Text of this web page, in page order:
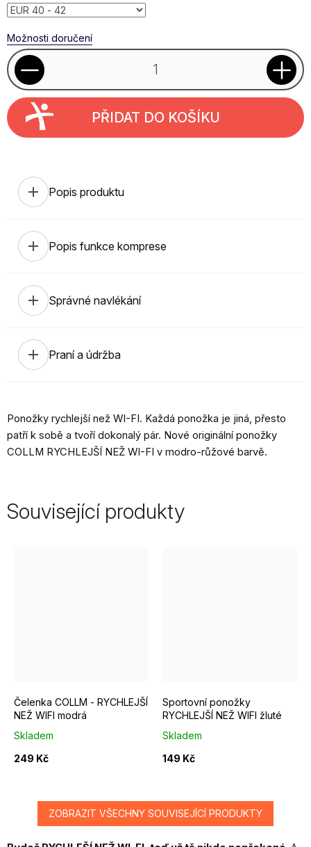
Možnosti doručení
PŘIDAT DO KOŠÍKU
add Popis produktu
add Popis funkce komprese
add Správné navlékání
add Praní a údržba
Ponožky rychlejší než WI-FI. Každá ponožka je jiná, přesto
patří k sobě a tvoří dokonalý pár. Nové originální ponožky
COLLM RYCHLEJŠÍ NEŽ WI-FI v modro-růžové barvě.
Související produkty
Čelenka COLLM - RYCHLEJŠÍ
NEŽ WIFI modrá
Skladem
249 Kč
Sportovní ponožky
RYCHLEJŠÍ NEŽ WIFI žluté
Skladem
149 Kč
ZOBRAZIT VŠECHNY SOUVISEJÍCÍ PRODUKTY